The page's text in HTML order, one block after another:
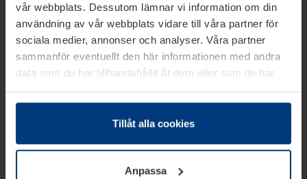
vår webbplats. Dessutom lämnar vi information om din
användning av vår webbplats vidare till våra partner för
sociala medier, annonser och analyser. Våra partner
sammanför eventuellt den här informationen med andra
data som du har tillhandahållit åt dem eller som de har
samlat in inom ramen för din användning av tjänsterna.
Juridiskt kan vi lagra kakor på din enhet, om de är
absolut nödvändiga för driften av den här webbplatsen.
godkännande kan du när som helst ändra eller återkalla i
informationen om kakor underDataskyddsförklaring
Tillåt alla cookies
Anpassa